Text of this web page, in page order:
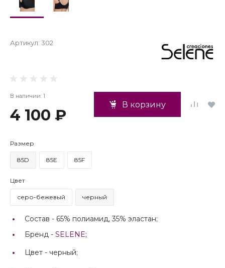
Артикул: 302
В наличии: 1
4 100 ₽
В корзину
Размер
85D 85E 85F
Цвет
серо-бежевый черный
Состав - 65% полиамид, 35% эластан;
Бренд - SELENE;
Цвет - черный;